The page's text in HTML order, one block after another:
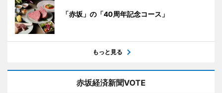
「赤坂」の「40周年記念コース」
もっと見る
赤坂経済新聞VOTE